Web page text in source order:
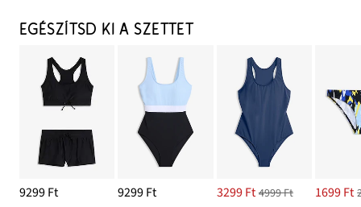
EGÉSZÍTSD KI A SZETTET
9299 Ft 9299 Ft 3299 Ft 4999 Ft 1699 Ft